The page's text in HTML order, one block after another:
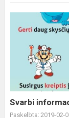
Svarbi
Paskelbta: 2019-02-